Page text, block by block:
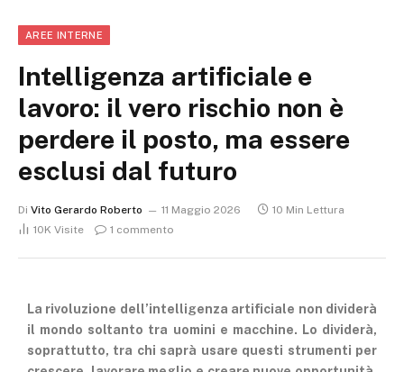
AREE INTERNE
Intelligenza artificiale e
lavoro: il vero rischio non è
perdere il posto, ma essere
esclusi dal futuro
Di Vito Gerardo Roberto 11 Maggio 2026
10 Min Lettura
10K Visite 1 commento
La rivoluzione dell’intelligenza artificiale non dividerà
il mondo soltanto tra uomini e macchine. Lo dividerà,
soprattutto, tra chi saprà usare questi strumenti per